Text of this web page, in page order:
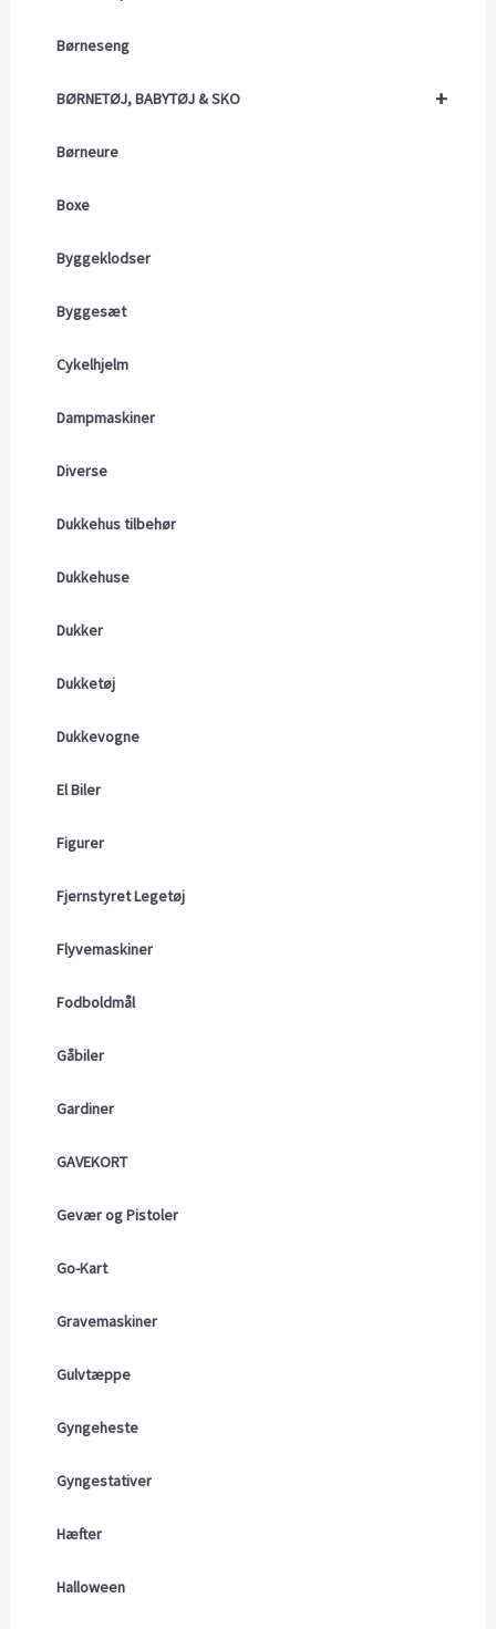
Børneseng
+
BØRNETØJ, BABYTØJ & SKO
Børneure
Boxe
Byggeklodser
Byggesæt
Cykelhjelm
Dampmaskiner
Diverse
Dukkehus tilbehør
Dukkehuse
Dukker
Dukketøj
Dukkevogne
El Biler
Figurer
Fjernstyret Legetøj
Flyvemaskiner
Fodboldmål
Gåbiler
Gardiner
GAVEKORT
Gevær og Pistoler
Go-Kart
Gravemaskiner
Gulvtæppe
Gyngeheste
Gyngestativer
Hæfter
Halloween